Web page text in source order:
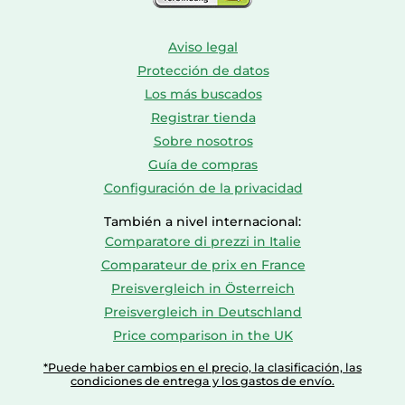
Aviso legal
Protección de datos
Los más buscados
Registrar tienda
Sobre nosotros
Guía de compras
Configuración de la privacidad
También a nivel internacional:
Comparatore di prezzi in Italie
Comparateur de prix en France
Preisvergleich in Österreich
Preisvergleich in Deutschland
Price comparison in the UK
*Puede haber cambios en el precio, la clasificación, las
condiciones de entrega y los gastos de envío.